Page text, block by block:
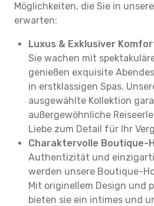
Möglichkeiten, die Sie in
erwarten:
Luxus & Exklusiver
Sie wachen mit
genießen exquisite
in erstklassigen Spas.
ausgewählte Kollektion
außergewöhnliche
Liebe zum Detail für Ihr
Charaktervolle Boutique-
Authentizität und
werden unsere Boutique-
Mit originellem Design und
bieten sie ein intimes und